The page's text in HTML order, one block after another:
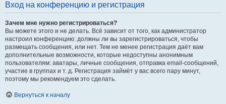
Вход на конференцию и регистрация
Зачем мне нужно регистрироваться?
Вы можете этого и не делать. Всё зависит от того, как администратор
настроил конференцию: должны ли вы зарегистрироваться, чтобы
размещать сообщения, или нет. Тем не менее регистрация даёт вам
дополнительные возможности, которые недоступны анонимным
пользователям: аватары, личные сообщения, отправка email-сообщений,
участие в группах и т. д. Регистрация займёт у вас всего пару минут,
поэтому мы рекомендуем это сделать.
Вернуться к началу